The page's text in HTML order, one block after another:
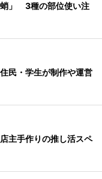
蛸」 3種の部位使い注
民・学生が制作や運営
主手作りの推し活スペ